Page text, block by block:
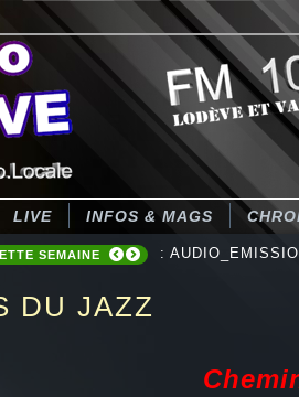
LIVE INFOS & MAGS
SEMAINE :
: COMMUNAUTE
DU JAZZ